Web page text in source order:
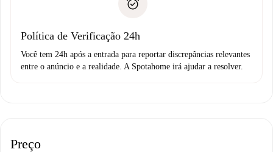
Débito direto bancário
não comunicar nenhum problema.
Política de Verificação 24h
Você tem 24h após a entrada para reportar discrepâncias relevantes
entre o anúncio e a realidade. A Spotahome irá ajudar a resolver.
Preço